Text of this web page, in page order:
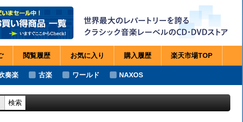
閲覧履歴 お気に 入り 購入履歴 楽天市場TOP
奏楽 古楽 ワールド NAXOS
検索